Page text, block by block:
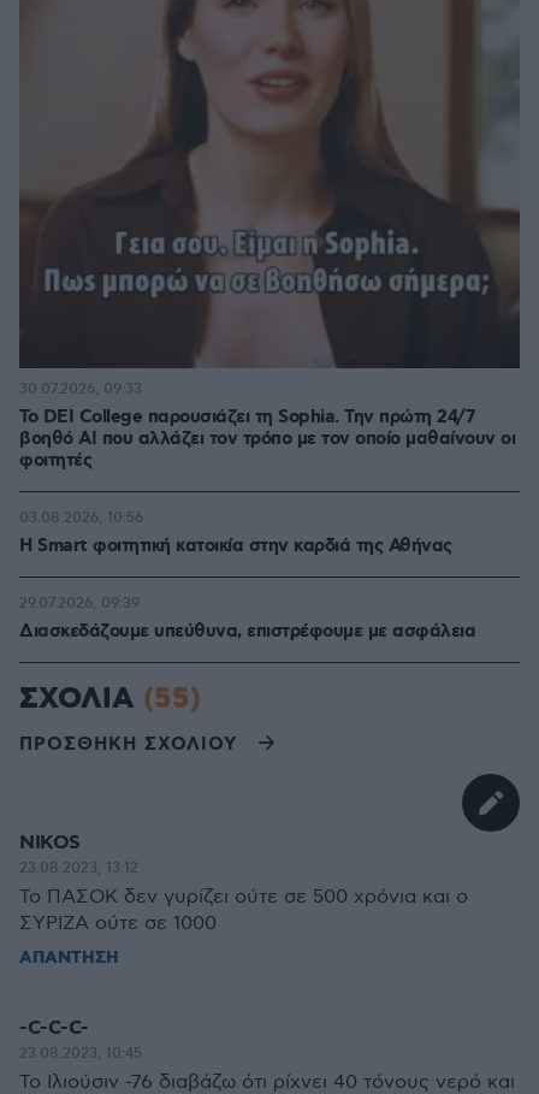
Το DEI College παρουσιάζει τη Sophia. Την πρώτη 24/7
βοηθό AI που αλλάζει τον τρόπο με τον οποίο μαθαίνουν οι
φοιτητές
30.07.2026, 09:33
Η Smart φοιτητική κατοικία στην καρδιά της Αθήνας
03.08.2026, 10:56
Διασκεδάζουμε υπεύθυνα, επιστρέφουμε με ασφάλεια
29.07.2026, 09:39
ΣΧΟΛΙΑ (55)
ΠΡΟΣΘΗΚΗ ΣΧΟΛΙΟΥ
NIKOS
23.08.2023, 13:12
Το ΠΑΣΟΚ δεν γυρίζει ούτε σε 500 χρόνια και ο
ΣΥΡΙΖΑ ούτε σε 1000
ΑΠΑΝΤΗΣΗ
-C-C-C-
23.08.2023, 10:45
Το Ιλιούσιν -76 διαβάζω ότι ρίχνει 40 τόνους νερό και